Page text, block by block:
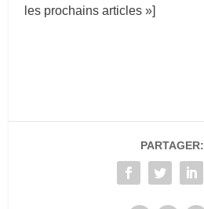
les prochains articles »]
PARTAGER: